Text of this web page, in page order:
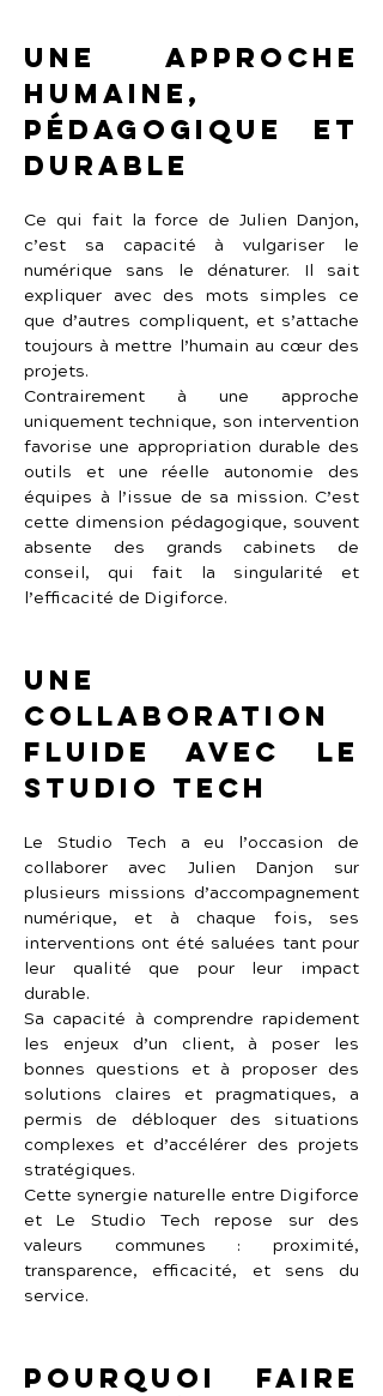
Une approche
humaine,
pédagogique et
durable
Ce qui fait la force de Julien Danjon,
c’est sa capacité à vulgariser le
numérique sans le dénaturer. Il sait
expliquer avec des mots simples ce
que d’autres compliquent, et s’attache
toujours à mettre l’humain au cœur des
projets.
Contrairement à une approche
uniquement technique, son intervention
favorise une appropriation durable des
outils et une réelle autonomie des
équipes à l’issue de sa mission. C’est
cette dimension pédagogique, souvent
absente des grands cabinets de
conseil, qui fait la singularité et
l’efficacité de Digiforce.
Une
collaboration
fluide avec Le
Studio Tech
Le Studio Tech a eu l’occasion de
collaborer avec Julien Danjon sur
plusieurs missions d’accompagnement
numérique, et à chaque fois, ses
interventions ont été saluées tant pour
leur qualité que pour leur impact
durable.
Sa capacité à comprendre rapidement
les enjeux d’un client, à poser les
bonnes questions et à proposer des
solutions claires et pragmatiques, a
permis de débloquer des situations
complexes et d’accélérer des projets
stratégiques.
Cette synergie naturelle entre Digiforce
et Le Studio Tech repose sur des
valeurs communes : proximité,
transparence, efficacité, et sens du
service.
Pourquoi faire